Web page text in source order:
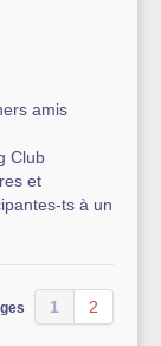
amis
Club
et
ts à un
1 2